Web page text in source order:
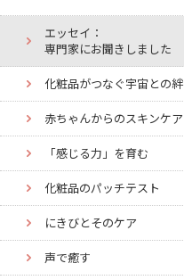
エッセイ：
専門家にお聞きしました
化粧品がつなぐ宇宙との絆
赤ちゃんからのスキンケア
「感じる力」を育む
化粧品のパッチテスト
にきびとそのケア
声で癒す